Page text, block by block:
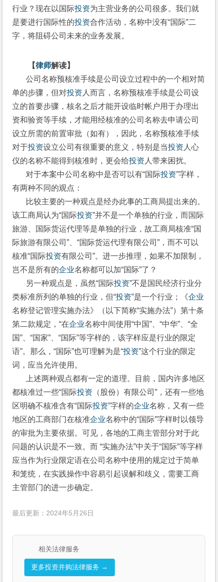
行业？现在以国际投资为主营业务的公司很多。我们就
是要进行国际性的投资合作活动，名称中没有“国际”二
字，将阻碍公司未来的业务发展。
【律师解读】
公司名称预核准手续是公司设立过程中的一个相对简
单的步骤，但对投资 人而言，名称预核准手续是公司设
立的首要步骤，核名之后才能开设临时帐户用于办理出
资和验资等手续，才能用经核准的公司名称去申请公司
设立所需的前置审批（如有），因此，名称预核准手续
对于投资设立公司有很重要的意义，特别是当投资 人心
仪的名称不能得到核准时，更会给投资 人带来困扰。
对于本案中公司名称中是否可以有“国际投资”字样，
有两种不同的观点：
比较主要的一种观点是经办此事的工商局提出来的。
该工商局认为“国际投资”并不是一个单独的行业，而国际
旅游、国际货运代理等是单独的行业，故工商局核准“国
际旅游有限公司”、“国际货运代理有限公司”，而不可以
核准“国际投资有限公司”。进一步推理，如果不加限制，
岂不是所有的企业名称都可以加“国际”了？
另一种观点是，虽然“国际投资”不是国民经济行业分
类标准所列的单独的行业，但“投资”是一个行业；《企业
名称登记管理实施办法》（以下简称“实施办法”）第十条
第二款规定，“在企业名称中间使用“中国”、“中华”、“全
国”、“国家”、“国际”等字样的，该字样应是行业的限定
语”。那么，“国际”也可理解为是“投资”这个行业的限定
词，应当允许使用。
上述两种观点都有一定的道理。目前，国内许多地区
都核准过一些“国际投资 （股份）有限公司”，还有一些地
区明确不核准含有“国际投资”字样的企业名称，又有一些
地区的工商部门在核准企业名称中的“国际”字样时以领导
的审批为主要依据。可见，各地的工商主管部分对于此
问题的认识是不一致。而 “实施办法”中关于“国际”等字样
应当作为行业限定语在公司名称中使用的规定过于简单
和笼统，在实践操作中容易引起误解和歧义，需要工商
主管部门的进一步确定。
最后更新：2024年5月26日
相关法律服务
更多投资并购法律服务 →